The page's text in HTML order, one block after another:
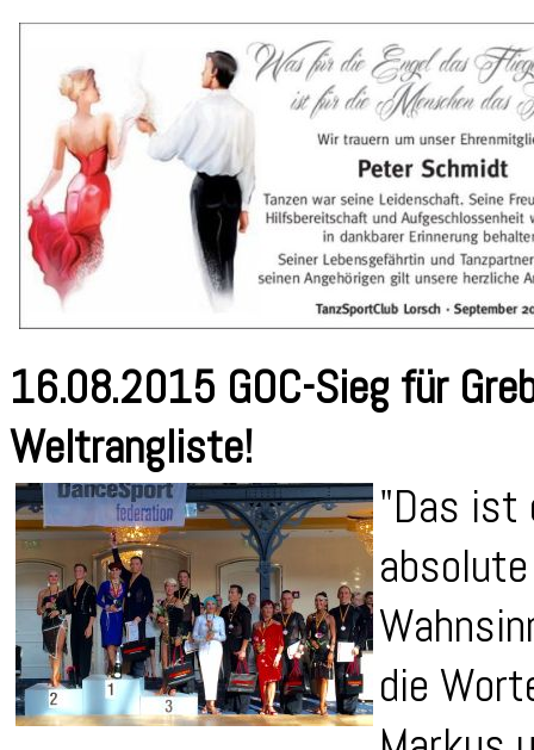
16.08.2015 GOC-Sieg für
Weltrangliste!
"Das ist
absolute
die